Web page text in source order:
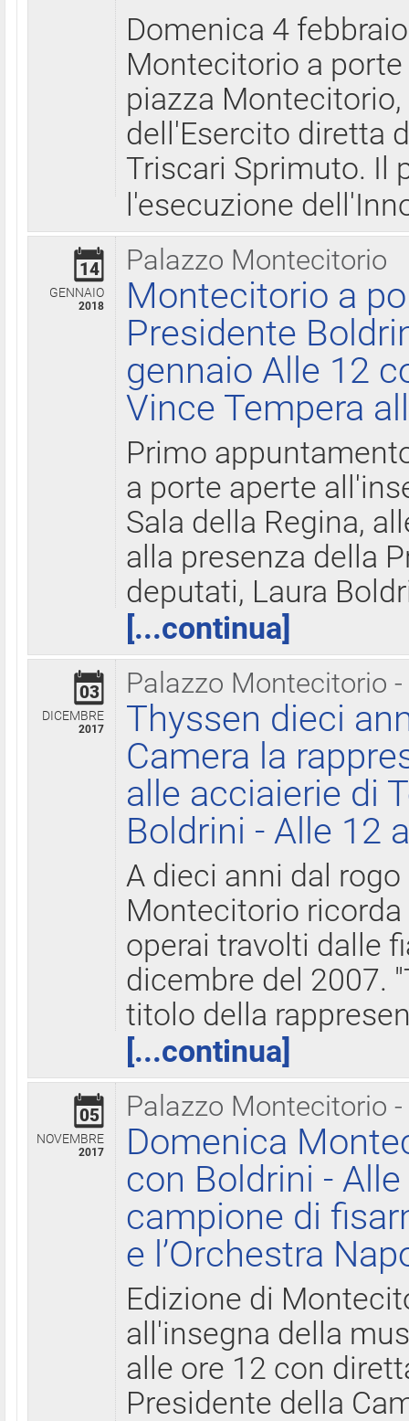
Domenica 4
Montecitorio a
piazza
dell'Esercito diretta
Triscari Sprimuto. Il
l'esecuzione
Palazzo Montecitorio
14
GENNAIO
2018
Montecitorio a
Presidente
gennaio Alle 12
Vince Tempera
Primo
a porte aperte
Sala della Regina,
alla presenza della
deputati, Laura
[...continua]
Palazzo Montecitorio
03
DICEMBRE
2017
Thyssen dieci
Camera la
alle acciaierie di
Boldrini - Alle 12
A dieci anni dal
Montecitorio
operai travolti dalle
dicembre del 2007.
titolo della
[...continua]
Palazzo Montecitorio
05
NOVEMBRE
2017
Domenica
con Boldrini -
campione di
e l’Orchestra
Edizione di
all'insegna della
alle ore 12 con
Presidente della